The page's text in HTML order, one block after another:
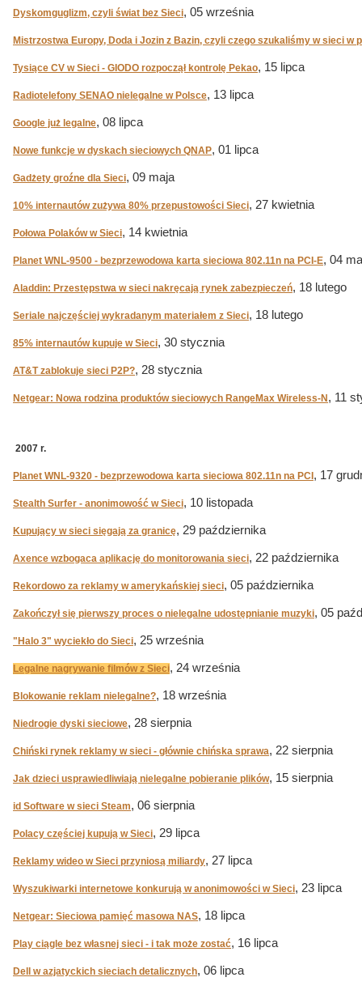
Dyskomguglizm, czyli świat bez Sieci, 05 września
Mistrzostwa Europy, Doda i Jozin z Bazin, czyli czego szukaliśmy w sieci w
Tysiące CV w Sieci - GIODO rozpoczął kontrolę Pekao, 15 lipca
Radiotelefony SENAO nielegalne w Polsce, 13 lipca
Google już legalne, 08 lipca
Nowe funkcje w dyskach sieciowych QNAP, 01 lipca
Gadżety groźne dla Sieci, 09 maja
10% internautów zużywa 80% przepustowości Sieci, 27 kwietnia
Połowa Polaków w Sieci, 14 kwietnia
Planet WNL-9500 - bezprzewodowa karta sieciowa 802.11n na PCI-E, 04
Aladdin: Przestępstwa w sieci nakręcają rynek zabezpieczeń, 18 lutego
Seriale najczęściej wykradanym materiałem z Sieci, 18 lutego
85% internautów kupuje w Sieci, 30 stycznia
AT&T zablokuje sieci P2P?, 28 stycznia
Netgear: Nowa rodzina produktów sieciowych RangeMax Wireless-N , 11
2007 r.
Planet WNL-9320 - bezprzewodowa karta sieciowa 802.11n na PCI , 17
Stealth Surfer - anonimowość w Sieci, 10 listopada
Kupujący w sieci sięgają za granicę, 29 października
Axence wzbogaca aplikację do monitorowania sieci, 22 października
Rekordowo za reklamy w amerykańskiej sieci, 05 października
Zakończył się pierwszy proces o nielegalne udostępnianie muzyki, 05
"Halo 3" wyciekło do Sieci, 25 września
Legalne nagrywanie filmów z Sieci, 24 września
Blokowanie reklam nielegalne?, 18 września
Niedrogie dyski sieciowe, 28 sierpnia
Chiński rynek reklamy w sieci - głównie chińska sprawa, 22 sierpnia
Jak dzieci usprawiedliwiają nielegalne pobieranie plików, 15 sierpnia
id Software w sieci Steam, 06 sierpnia
Polacy częściej kupują w Sieci, 29 lipca
Reklamy wideo w Sieci przyniosą miliardy, 27 lipca
Wyszukiwarki internetowe konkurują w anonimowości w Sieci, 23 lipca
Netgear: Sieciowa pamięć masowa NAS, 18 lipca
Play ciągle bez własnej sieci - i tak może zostać, 16 lipca
Dell w azjatyckich sieciach detalicznych, 06 lipca